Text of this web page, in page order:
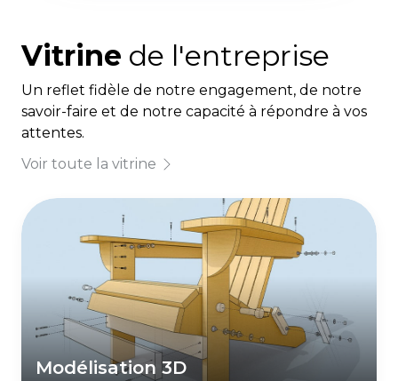
Vitrine de l'entreprise
Un reflet fidèle de notre engagement, de notre
savoir-faire et de notre capacité à répondre à vos
attentes.
Voir toute la vitrine
Modélisation 3D